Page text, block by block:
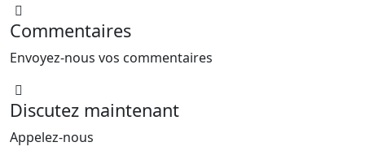
Commentaires
Envoyez-nous vos commentaires
Discutez maintenant
Appelez-nous